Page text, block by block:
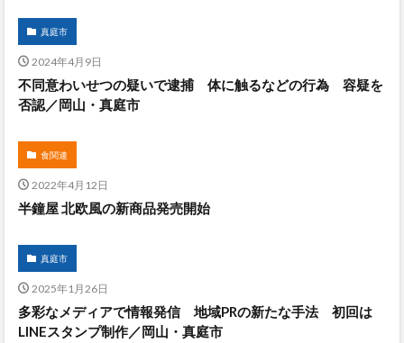
真庭市
2024年4月9日
不同意わいせつの疑いで逮捕 体に触るなどの行為 容疑を
否認／岡山・真庭市
食関連
2022年4月12日
半鐘屋 北欧風の新商品発売開始
真庭市
2025年1月26日
多彩なメディアで情報発信 地域PRの新たな手法 初回は
LINEスタンプ制作／岡山・真庭市